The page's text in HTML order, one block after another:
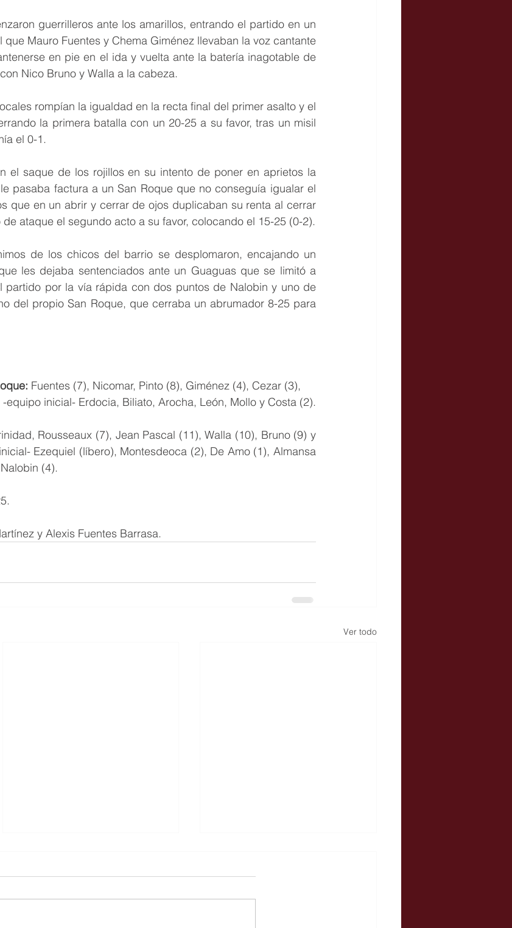
guerrilleros ante los amarillos, entrando el partido en un
Mauro Fuentes y Chema Giménez llevaban la voz cantante
en pie en el ida y vuelta ante la batería inagotable de
Nico Bruno y Walla a la cabeza.
rompían la igualdad en la recta final del primer asalto y el
la primera batalla con un 20-25 a su favor, tras un misil
el 0-1.
el saque de los rojillos en su intento de poner en aprietos la
pasaba factura a un San Roque que no conseguía igualar el
que en un abrir y cerrar de ojos duplicaban su renta al cerrar
ataque el segundo acto a su favor, colocando el 15-25 (0-2).
de los chicos del barrio se desplomaron, encajando un
les dejaba sentenciados ante un Guaguas que se limitó a
partido por la vía rápida con dos puntos de Nalobin y uno de
del propio San Roque, que cerraba un abrumador 8-25 para
Fuentes (7), Nicomar, Pinto (8), Giménez (4), Cezar (3),
equipo inicial- Erdocia, Biliato, Arocha, León, Mollo y Costa (2).
Rousseaux (7), Jean Pascal (11), Walla (10), Bruno (9) y
Ezequiel (líbero), Montesdeoca (2), De Amo (1), Almansa
(4).
y Alexis Fuentes Barrasa.
Ver todo